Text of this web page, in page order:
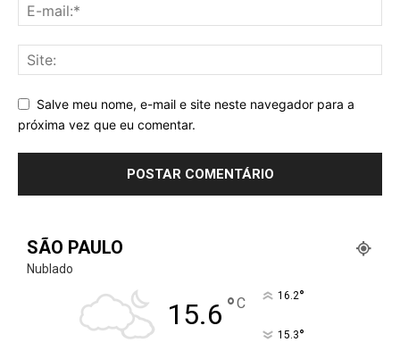
Salve meu nome, e-mail e site neste navegador para a
próxima vez que eu comentar.
SÃO PAULO
Nublado
15.6 °C 16.2°
15.3°